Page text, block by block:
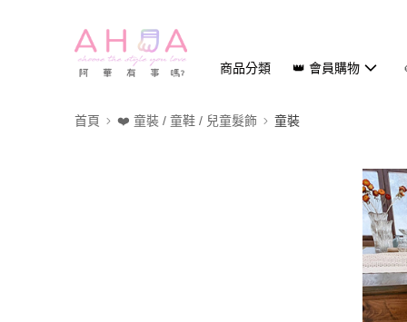
商品分類 👑 會員購物
首頁 ❤️ 童裝 / 童鞋 / 兒童髮飾 童裝